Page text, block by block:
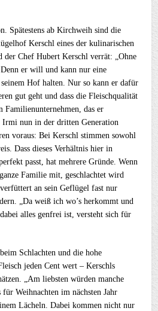
Spätestens ab Kirchweih sind die
Kerschl eines der kulinarischen
Chef Hubert Kerschl verrät: „Ohne
er will und kann nur eine
Hof halten. Nur so kann er dafür
gut geht und dass die Fleischqualität
das er
Irmi nun in der dritten Generation
voraus: Bei Kerschl stimmen sowohl
Dass dieses Verhältnis hier in
passt, hat mehrere Gründe. Wenn
Familie mit, geschlachtet wird
an sein Geflügel fast nur
„Da weiß ich wo’s herkommt und
alles genfrei ist, versteht sich für
Schlachten und die hohe
jeden Cent wert – Kerschls
„Am liebsten würden manche
Weihnachten im nächsten Jahr
Lächeln. Dabei kommen nicht nur